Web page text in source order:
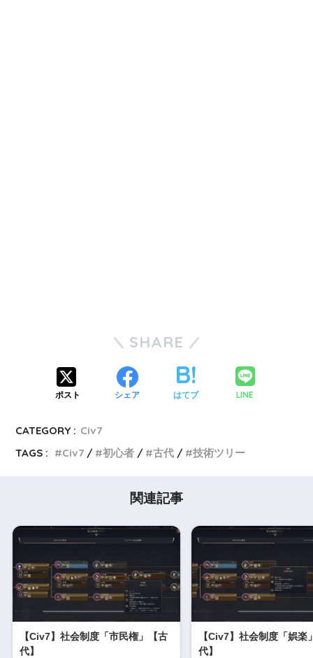
SHARE
ポスト シェア はてブ LINE
CATEGORY : Civ7
TAGS :
Civ7 初心者 古代 技術ツリー
関連記事
【Civ7】社会制度「市民権」【古
代】
【Civ7】社会制度「娯楽
代】